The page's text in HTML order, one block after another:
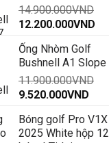
14.900.000VND
Giá
là:
14.900.000VND.
12.200.000VND
là:
Ống Nhòm Golf
Bushnell A1 Slope
11.900.000VND
Giá
là:
11.900.000VND.
9.520.000VND
tại
là:
Bóng golf Pro V1X
2025 White hộp 12